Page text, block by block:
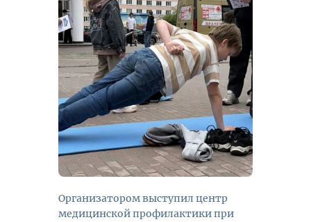
Организатором выступил центр
медицинской профилактики при